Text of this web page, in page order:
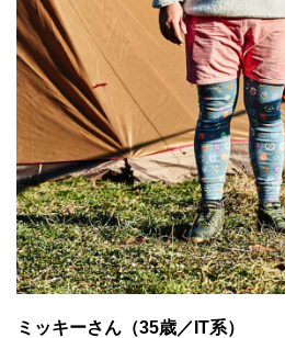
ミッキーさん（35歳／IT系）